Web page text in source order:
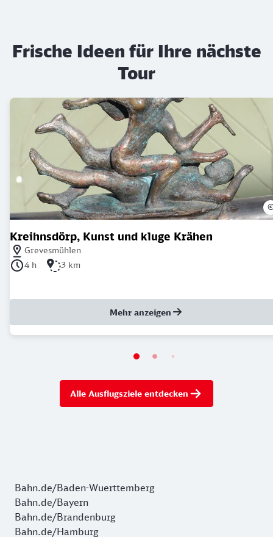
Frische Ideen für Ihre nächste
Tour
Kreihnsdörp, Kunst und kluge Krähen
Nächstgelegener Bahnhof: Grevesmühlen
Grevesmühlen
Dauer der Tour: 4 Stunden
4 h Länge der Tour: 3 Kilometer
3 km
Mehr anzeigen
Alle Ausflugsziele entdecken
Bahn.de/Baden-Wuerttemberg
Bahn.de/Bayern
Bahn.de/Brandenburg
Bahn.de/Hamburg